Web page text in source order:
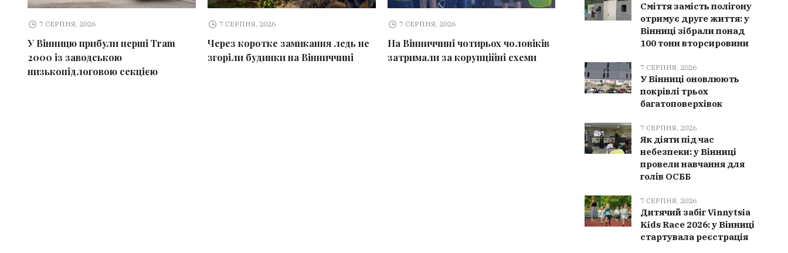
7 СЕРПНЯ, 2026
У Вінницю прибули перші Tram
2000 із заводською
низькопідлоговою секцією
7 СЕРПНЯ, 2026
Через коротке замикання ледь не
згоріли будинки на Вінниччині
7 СЕРПНЯ, 2026
На Вінниччині чотирьох чоловіків
затримали за корупційні схеми
Сміття замість полігону отримує
понад 100 тонн вторсировини
Сміття замість полігону
отримує друге життя: у
Вінниці зібрали понад
100 тонн вторсировини
7 СЕРПНЯ, 2026
У Вінниці оновлюють
покрівлі трьох
багатоповерхівок
7 СЕРПНЯ, 2026
Як діяти під час
небезпеки: у Вінниці
провели навчання для
голів ОСББ
7 СЕРПНЯ, 2026
Дитячий забіг Vinnytsia
Kids Race 2026: у Вінниці
стартувала реєстрація